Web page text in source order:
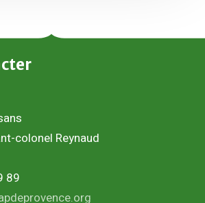
colonel Reynaud
89